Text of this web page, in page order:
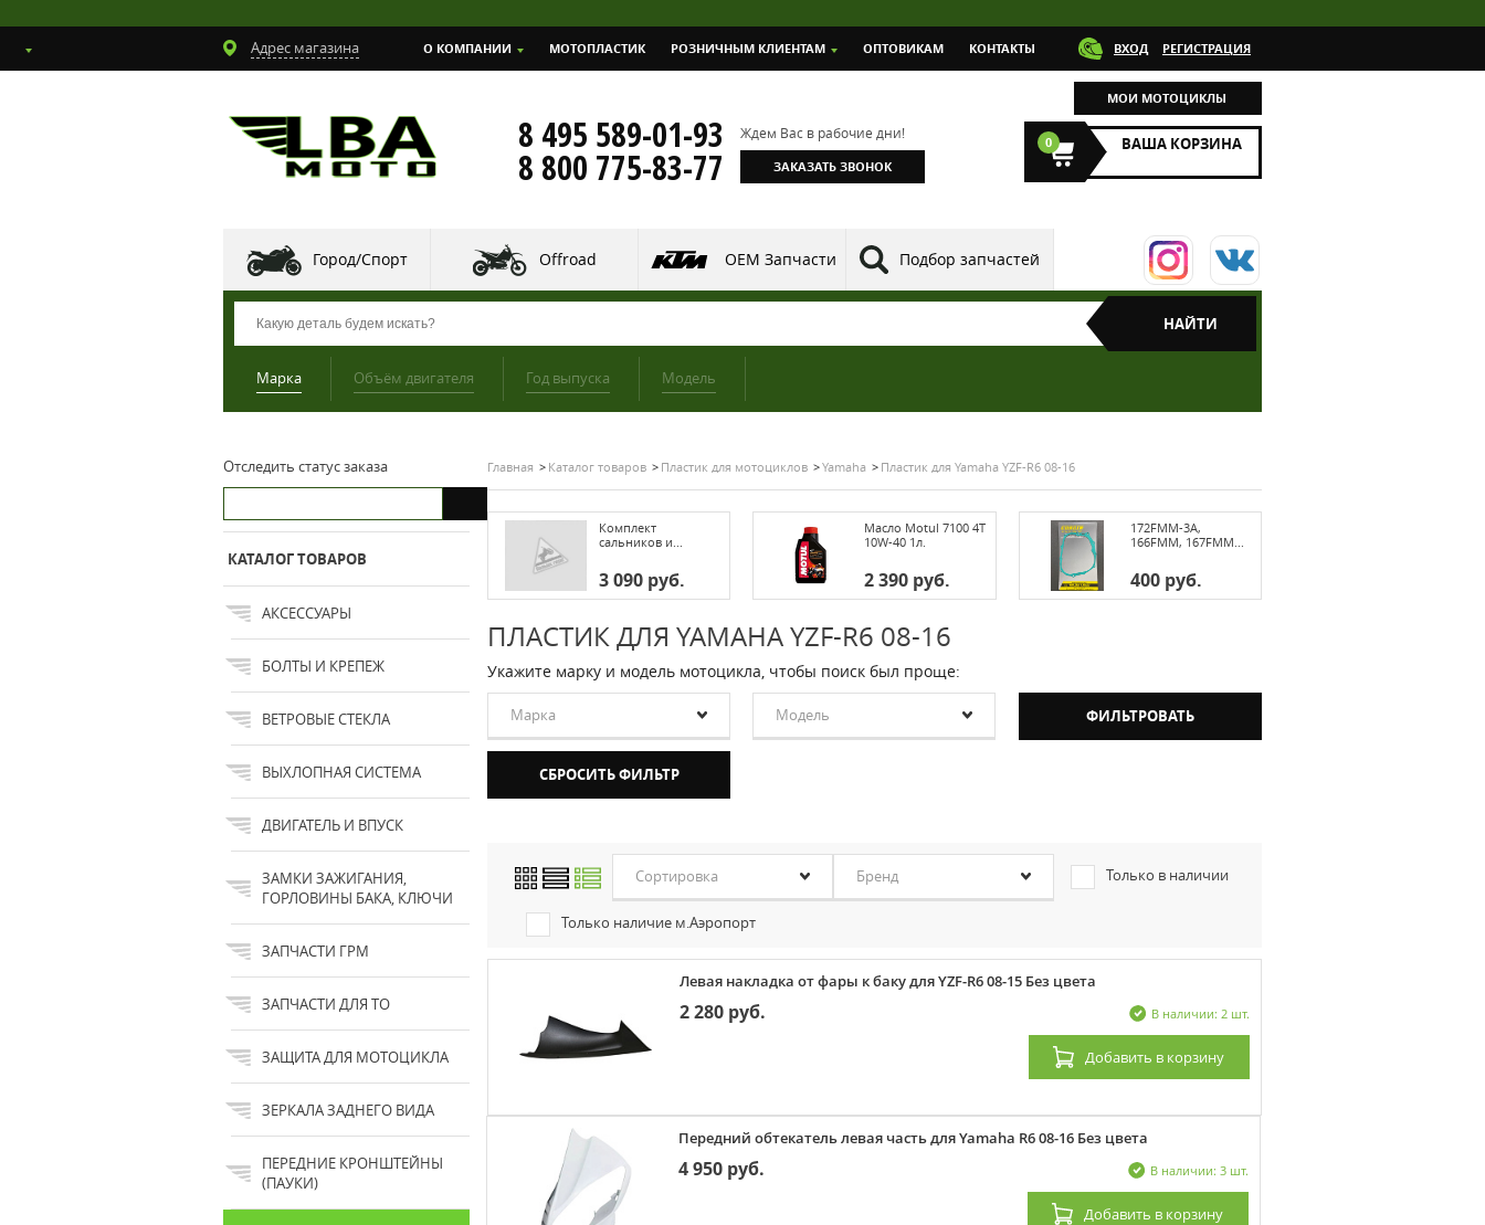
Адрес магазина О КОМПАНИИ МОТОПЛАСТИК РОЗНИЧНЫМ КЛИЕНТАМ ОПТОВИКАМ КОНТАКТЫ ВХОД РЕГИСТРАЦИЯ
МОИ МОТОЦИКЛЫ
8 495 589-01-93
8 800 775-83-77
Ждем Вас в рабочие дни!
ЗАКАЗАТЬ ЗВОНОК
0 ВАША КОРЗИНА
Город/Спорт Offroad OEM Запчасти Подбор запчастей
Марка Объём двигателя Год выпуска Модель
Отследить статус заказа
КАТАЛОГ ТОВАРОВ
АКСЕССУАРЫ
БОЛТЫ И КРЕПЕЖ
ВЕТРОВЫЕ СТЕКЛА
ВЫХЛОПНАЯ СИСТЕМА
ДВИГАТЕЛЬ И ВПУСК
ЗАМКИ ЗАЖИГАНИЯ,
ГОРЛОВИНЫ БАКА, КЛЮЧИ
ЗАПЧАСТИ ГРМ
ЗАПЧАСТИ ДЛЯ ТО
ЗАЩИТА ДЛЯ МОТОЦИКЛА
ЗЕРКАЛА ЗАДНЕГО ВИДА
ПЕРЕДНИЕ КРОНШТЕЙНЫ
(ПАУКИ)
Главная Каталог товаров Пластик для мотоциклов Yamaha Пластик для Yamaha YZF-R6 08-16
Комплект
сальников и...
3 090 руб.
Масло Motul 7100 4T
10W-40 1л.
2 390 руб.
172FMM-3A,
166FMM, 167FMM...
400 руб.
ПЛАСТИК ДЛЯ YAMAHA YZF-R6 08-16
Укажите марку и модель мотоцикла, чтобы поиск был проще:
Марка Модель
Сортировка Бренд Только в наличии
Только наличие м.Аэропорт
Левая накладка от фары к баку для YZF-R6 08-15 Без цвета
2 280 руб. В наличии: 2 шт.
Добавить в корзину
Передний обтекатель левая часть для Yamaha R6 08-16 Без цвета
4 950 руб. В наличии: 3 шт.
Добавить в корзину